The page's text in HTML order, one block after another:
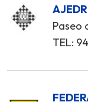
Paseo
TEL: